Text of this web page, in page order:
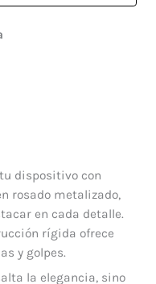
dispositivo con
rosado metalizado,
en cada detalle.
rígida ofrece
y golpes.
la elegancia, sino